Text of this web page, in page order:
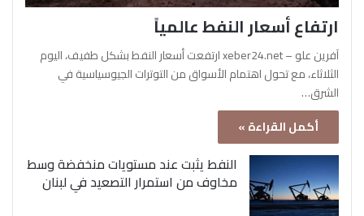
ارتفاع أسعار النفط عالمياً
آفرين علو – xeber24.net ارتفعت أسعار النفط بشكل طفيف، اليوم
الثلاثاء، مع تحول اهتمام الأسواق من التوترات الجيوسياسية في
الشرق…
أكمل القراءة »
النفط يثبت عند مستويات منخفضة وسط
مخاوف من استمرار التصعيد في لبنان